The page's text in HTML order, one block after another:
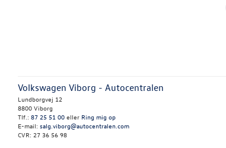
Volkswagen Viborg - Autocentralen
Lundborgvej 12
8800 Viborg
Tlf.: 87 25 51 00 eller Ring mig op
E-mail: salg.viborg@autocentralen.com
CVR: 27 36 56 98